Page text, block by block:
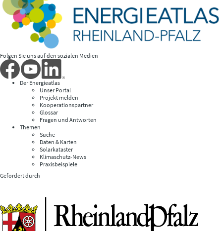
Folgen Sie uns auf den sozialen Medien
Der Energieatlas
Unser Portal
Projekt melden
Kooperationspartner
Glossar
Fragen und Antworten
Themen
Suche
Daten & Karten
Solarkataster
Klimaschutz-News
Praxisbeispiele
Gefördert durch